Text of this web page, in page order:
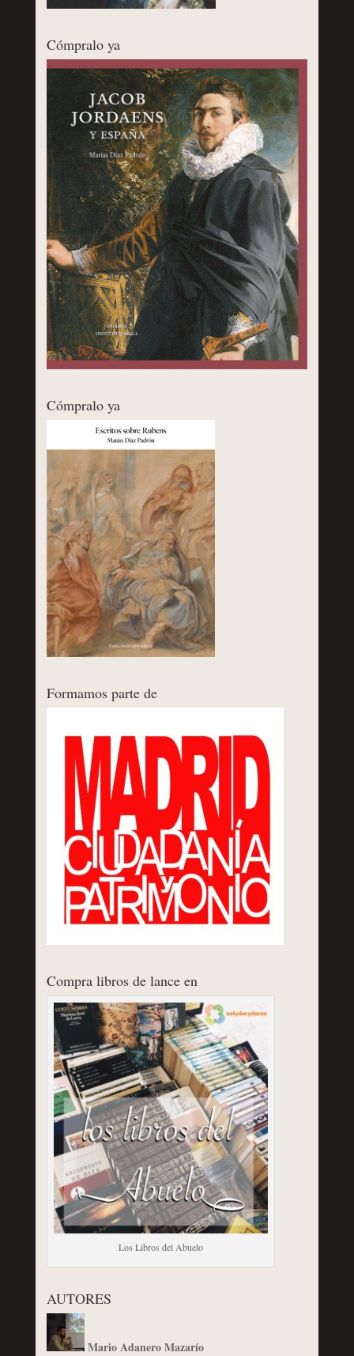
Cómpralo ya
Cómpralo ya
Formamos parte de
Compra libros de lance en
Los Libros del Abuelo
AUTORES
Mario Adanero Mazarío